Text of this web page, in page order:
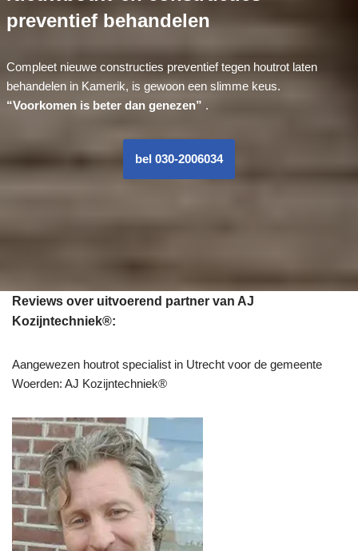
preventief behandelen
Compleet nieuwe constructies preventief tegen houtrot laten
behandelen in Kamerik, is gewoon een slimme keus.
“Voorkomen is beter dan genezen” .
bel 030-2006034
Reviews over uitvoerend partner van AJ
Kozijntechniek®:
Aangewezen houtrot specialist in Utrecht voor de gemeente
Woerden: AJ Kozijntechniek®